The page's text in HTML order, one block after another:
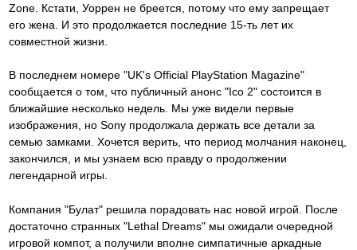
Zone. Кстати, Уоррен не бреется, потому что ему запрещает
его жена. И это продолжается последние 15-ть лет их
совместной жизни.
В последнем номере "UK's Official PlayStation Magazine"
сообщается о том, что публичный анонс "Ico 2" состоится в
ближайшие несколько недель. Мы уже видели первые
изображения, но Sony продолжала держать все детали за
семью замками. Хочется верить, что период молчания наконец,
закончился, и мы узнаем всю правду о продолжении
легендарной игры.
Компания "Булат" решила порадовать нас новой игрой. После
достаточно странных "Lethal Dreams" мы ожидали очередной
игровой компот, а получили вполне симпатичные аркадные